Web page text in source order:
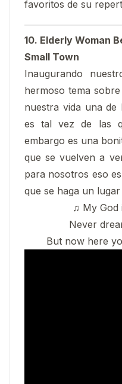
favoritos de su
10. Elderly Woman
Small Town
Inaugurando
hermoso tema
nuestra vida una
es tal vez de las
embargo es una
que se vuelven a
para nosotros eso
que se haga un
♫ My God
Never
But now here